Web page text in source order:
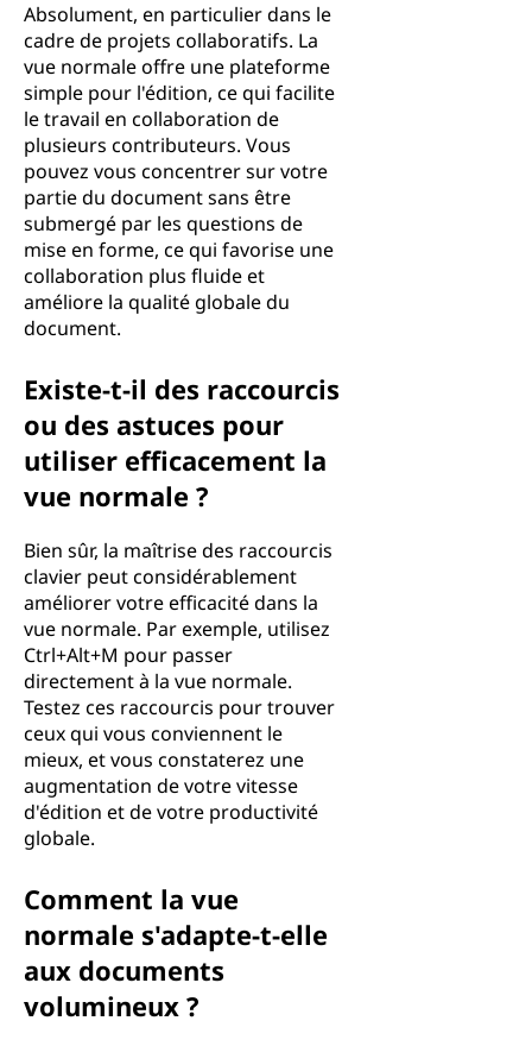
Absolument, en particulier dans le
cadre de projets collaboratifs. La
vue normale offre une plateforme
simple pour l'édition, ce qui facilite
le travail en collaboration de
plusieurs contributeurs. Vous
pouvez vous concentrer sur votre
partie du document sans être
submergé par les questions de
mise en forme, ce qui favorise une
collaboration plus fluide et
améliore la qualité globale du
document.
Existe-t-il des raccourcis
ou des astuces pour
utiliser efficacement la
vue normale ?
Bien sûr, la maîtrise des raccourcis
clavier peut considérablement
améliorer votre efficacité dans la
vue normale. Par exemple, utilisez
Ctrl+Alt+M pour passer
directement à la vue normale.
Testez ces raccourcis pour trouver
ceux qui vous conviennent le
mieux, et vous constaterez une
augmentation de votre vitesse
d'édition et de votre productivité
globale.
Comment la vue
normale s'adapte-t-elle
aux documents
volumineux ?